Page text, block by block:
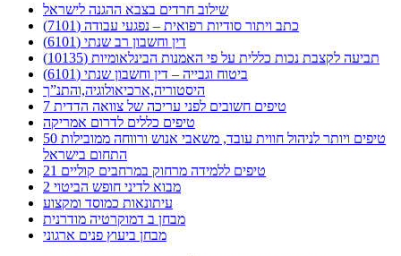
שילוב חרדים בצבא ההגנה לישראל
כתב ויתור סודיות רפואית – נפגעי עבודה (7101)
דין וחשבון רב שנתי (6101)
תביעה לקצבת נכות כללית על פי האמנות הבינלאומיות (10135)
ביטוח וגבייה – דין וחשבון שנתי (6101)
היסטוריה,ארכיאולוגיה,והתנ”ך
7 טיפים חשובים לפני עריכה של צוואה הדדית
טיפים כללים לדרום אמריקה
50 טיפים ויותר לניהול חווית עובד, משאבי אנוש ורווחה ממובילות
התחום בישראל
21 טיפים ללמידה מרחוק במרחבים קוליים
מבוא לדיני חופש הביטוי 2
עיתונאות כמוסד ומקצוע
מבחן ב דמוקרטיה מודרנית
מבחן ביעוץ פנים ארגוני